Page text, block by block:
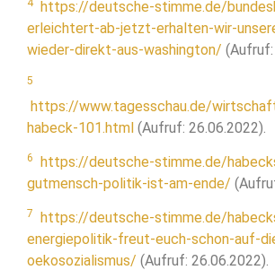
4 https://deutsche-stimme.de/
erleichtert-ab-jetzt-erhalten-wir-
wieder-direkt-aus-washington/ (Aufruf:
5
https://www.tagesschau.de/
habeck-101.html (Aufruf: 26.06.2022).
6
https://deutsche-stimme.de/
gutmensch-politik-ist-am-ende/
7
https://deutsche-stimme.de/
energiepolitik-freut-euch-schon-auf-
oekosozialismus/ (Aufruf: 26.06.2022).